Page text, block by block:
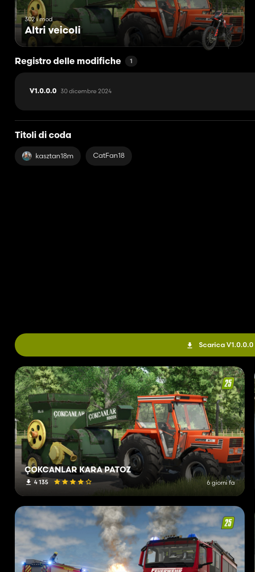
302 i mod
Altri veicoli
Registro delle modifiche 1
V1.0.0.0 30 dicembre 2024
Titoli di coda
kasztan18m CatFan18
Scarica V1.0.0.0
ÇOKCANLAR KARA PATOZ
4 135 6 giorni fa